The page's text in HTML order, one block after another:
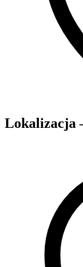
Lokalizacja